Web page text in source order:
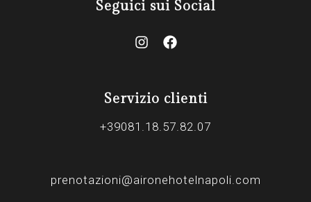
Seguici sui Social
Servizio clienti
+39081.18.57.82.07
prenotazioni@aironehotelnapoli.com